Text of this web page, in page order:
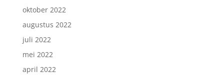
oktober 2022
augustus 2022
juli 2022
mei 2022
april 2022